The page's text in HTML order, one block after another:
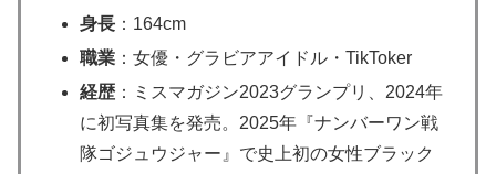
身長 ：164cm
職業 ：女優・グラビアアイドル・TikToker
経歴 ：ミスマガジン2023グランプリ、2024年
に初写真集を発売。2025年『ナンバーワン戦
隊ゴジュウジャー』で史上初の女性ブラック